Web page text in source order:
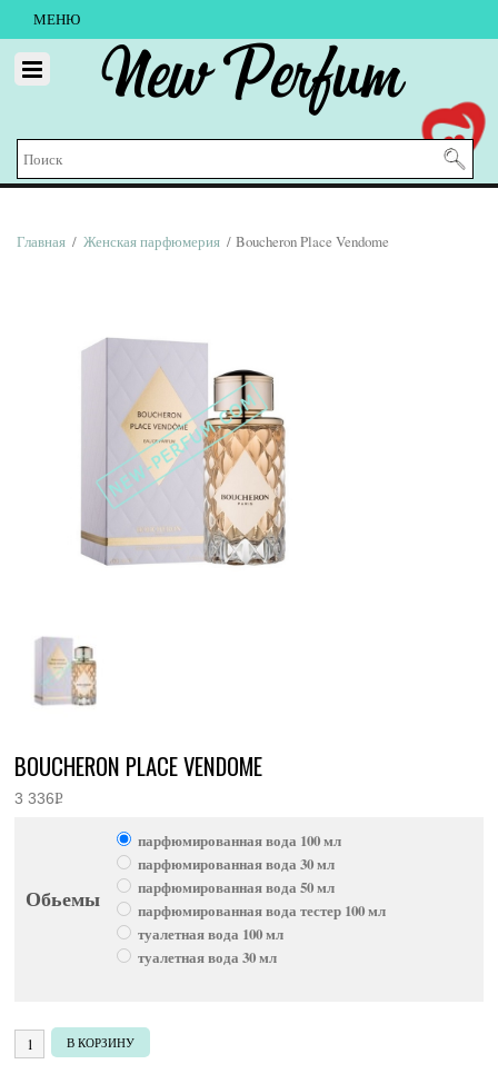
МЕНЮ
New Perfum
Главная / Женская парфюмерия / Boucheron Place Vendome
BOUCHERON PLACE VENDOME
3 336Р
Обьемы
парфюмированная вода 100 мл
парфюмированная вода 30 мл
парфюмированная вода 50 мл
парфюмированная вода тестер 100 мл
туалетная вода 100 мл
туалетная вода 30 мл
Количество товара Boucheron Place Vendome
В КОРЗИНУ